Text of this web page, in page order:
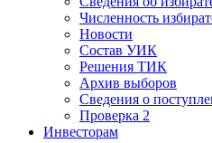
Численность
Новости
Состав УИК
Решения ТИК
Архив выборов
Сведения о
Проверка 2
Инвесторам